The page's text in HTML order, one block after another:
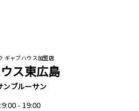
ギャブハウス加盟店
ス東広島
ンブルーサン
- 19:00